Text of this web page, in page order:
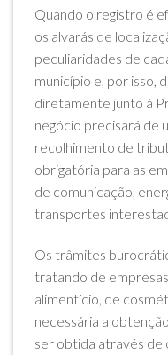
Quando o registro é
os alvarás de
peculiaridades de
município e, por isso,
diretamente junto à
negócio precisará de
recolhimento de
obrigatória para as
de comunicação,
transportes
Os trâmites
tratando de
alimentício, de
necessária a
ser obtida através de